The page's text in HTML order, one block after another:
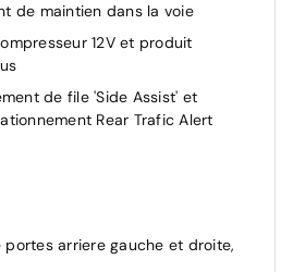
de maintien dans la voie
12V et produit
de file 'Side Assist' et
Rear Trafic Alert
adaptatif ACC avec limiteur de
et passager avec
du passager y compris airbag
portes arriere gauche et droite,